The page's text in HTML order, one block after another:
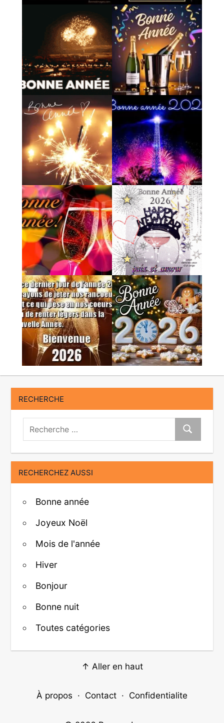
RECHERCHE
Recherche:
Recherche
RECHERCHEZ AUSSI
Bonne année
Joyeux Noël
Mois de l'année
Hiver
Bonjour
Bonne nuit
Toutes catégories
↑ Aller en haut
À propos · Contact · Confidentialite